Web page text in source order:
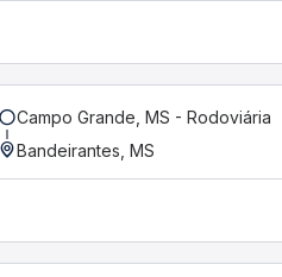
Campo Grande, MS - Rodoviária
Bandeirantes, MS